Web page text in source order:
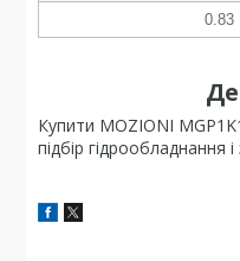
0.83
Купити MOZIONI
підбір